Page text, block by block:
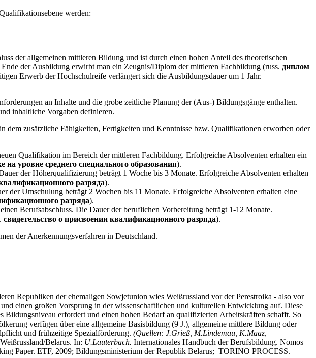
werden:
der allgemeinen mittleren Bildung und ist durch einen hohen Anteil des theoretischen
der Ausbildung erwirbt man ein Zeugnis/Diplom der mittleren Fachbildung (russ. диплом
Erwerb der Hochschulreife verlängert sich die Ausbildungsdauer um 1 Jahr.
an Inhalte und die grobe zeitliche Planung der (Aus-) Bildungsgänge enthalten.
inhaltliche Vorgaben definieren.
dem zusätzliche Fähigkeiten, Fertigkeiten und Kenntnisse bzw. Qualifikationen erworben oder
Qualifikation im Bereich der mittleren Fachbildung. Erfolgreiche Absolventen erhalten ein
на уровне среднего специального образования).
der Höherqualifizierung beträgt 1 Woche bis 3 Monate. Erfolgreiche Absolventen erhalten
разряда).
der Umschulung beträgt 2 Wochen bis 11 Monate. Erfolgreiche Absolventen erhalten eine
разряда).
Berufsabschluss. Die Dauer der beruflichen Vorbereitung beträgt 1-12 Monate.
свидетельство о присвоении квалификационного разряда).
der Anerkennungsverfahren in Deutschland.
Republiken der ehemaligen Sowjetunion wies Weißrussland vor der Perestroika - also vor
einen großen Vorsprung in der wissenschaftlichen und kulturellen Entwicklung auf. Diese
Bildungsniveau erfordert und einen hohen Bedarf an qualifizierten Arbeitskräften schafft. So
verfügen über eine allgemeine Basisbildung (9 J.), allgemeine mittlere Bildung oder
und frühzeitige Spezialförderung. (Quellen: J.Grieß, M.Lindemau, K.Maaz,
Weißrussland/Belarus. In: U.Lauterbach. Internationales Handbuch der Berufsbildung. Nomos
Paper. ETF, 2009; Bildungsministerium der Republik Belarus; TORINO PROCESS.